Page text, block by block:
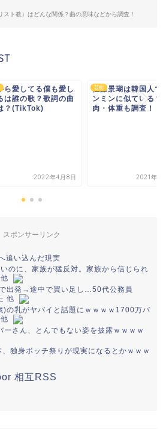
スト教）はどんな関係？曲の意味などから調査！
ら愛してる僕も愛し
は誰の歌？歌詞の曲
？(TikTok)
2022年4月8日
芸能
佐藤景瑚は韓国人で
ンミンに似ている？
肉・体重も調査！
2021年5
スポンサーリンク
追い込んだ現実
のに、家族が猛反対。家族から信じられ
出発→途中で買い足し…50代公務員
他
)の乳がヤバイと話題にｗｗｗｗ1700万バ
ーさん、とんでもない姿を披露ｗｗｗｗ
、独身ボッチ祭りが現実になるとかｗｗｗ
相互RSS